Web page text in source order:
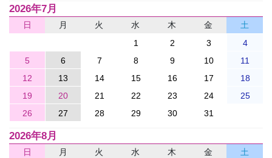
2026年7月
日 月 火 水 木 金
土
1
2 3
4
5
6 7 8 9 10
11
12
13 14 15 16 17
18
19
20 21 22 23 24
25
26
27 28 29 30 31
2026年8月
日 月 火 水 木 金
土